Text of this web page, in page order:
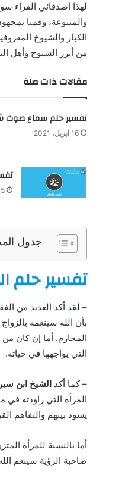
ر
و
ن
والمتنوعة، وقمنا
الكبار والشيوخ
من أبرز الشيوخ وأهل
مقالات ذات صلة
تفسير حلم سماع صوت
16 أبريل، 2021
15
جدول
تفسير حلم
– لقد أكد العديد من
بأن الله سينعمه
المحارم. أما إن كان
التي يواجهها في حياته.
– كما أكد الشيخ ابن
المرأة التي راودته في
يسود بينهم والتفاهم
أما بالنسبة للمرأة
صاحبة الرؤية سينعم